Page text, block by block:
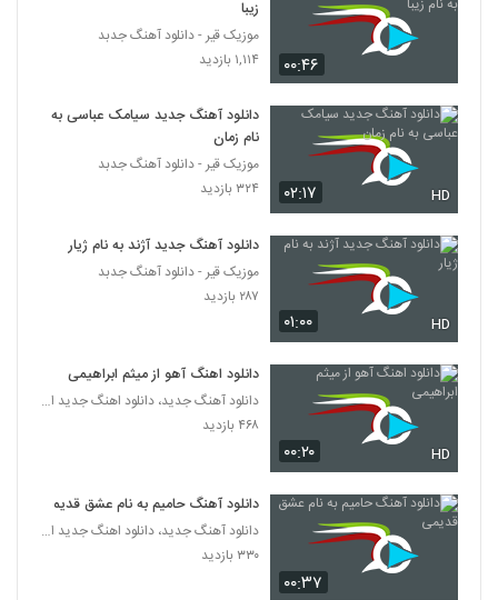
آهنگ پنجره از شهاب شکور(پاپ)
۲۵۴ بازدید
آهنگ علی پرویزی بنام جشن تولد
4432
Masoud Darvish Gole Goolnar
4433
آهنگ ترانه خونه دوره گرد از جلیل
پیرمومن(پاپ)
۳۳۱ بازدید
دانلود آهنگ پدرام حسین پور دنج
4435
دانلود آهنگ جدید و زیبای راغب با نام دوست
دارم
۶۲۹ بازدید
آهنگ سیاوش جهانبان بنام به دادم برس
۲۵۱ بازدید
۰۰:۴۶
زیبا
موزیک قیر - دانلود آهنگ جدبد
۱,۱۱۴ بازدید
۰۲:۱۷ HD
دانلود آهنگ جدید سیامک عباسی به
نام زمان
موزیک قیر - دانلود آهنگ جدبد
۳۲۴ بازدید
۰۱:۰۰ HD
دانلود آهنگ جدید آژند به نام ژیار
موزیک قیر - دانلود آهنگ جدبد
۲۸۷ بازدید
۰۰:۲۰ HD
دانلود اهنگ آهو از میثم ابراهیمی
دانلود آهنگ جدید، دانلود اهنگ جدید ایرانی
۴۶۸ بازدید
۰۰:۳۷
دانلود آهنگ حامیم به نام عشق قدیمی
دانلود آهنگ جدید، دانلود اهنگ جدید ایرانی
۳۳۰ بازدید